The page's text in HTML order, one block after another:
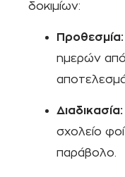
δοκιμίων:
Προθεσμία:
ημερών
Διαδικασία:
σχολείο
παράβολο.